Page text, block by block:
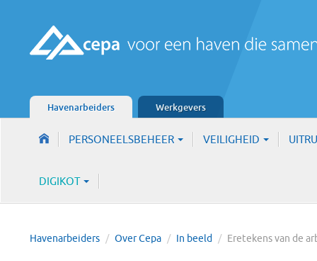
Havenarbeiders Werkgevers
PERSONEELSBEHEER VEILIGHEID
DIGIKOT
Havenarbeiders / Over Cepa / In beeld / Eretekens van de